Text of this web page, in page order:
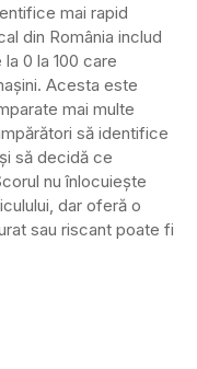
mai rapid
din România includ
0 la 100 care
Acesta este
mai multe
să identifice
să decidă ce
nu înlocuiește
dar oferă o
sau riscant poate fi